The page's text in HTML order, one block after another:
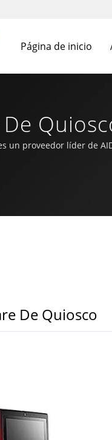
Página de inicio
es un proveedor líder de
a la vanguardia
De Quiosco